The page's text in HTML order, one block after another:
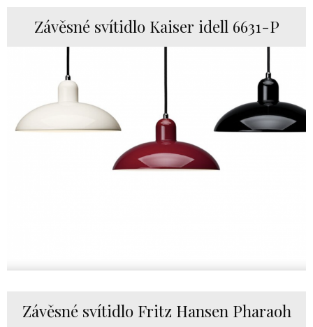
Závěsné svítidlo Kaiser idell 6631-P
Závěsné svítidlo Fritz Hansen Pharaoh